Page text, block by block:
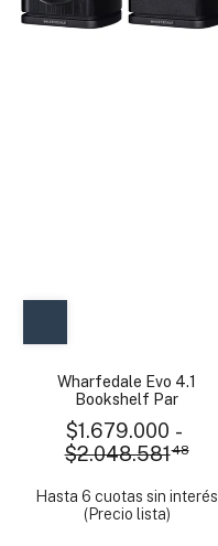
Wharfedale Evo 4.1
Bookshelf Par
$1.679.000 -
$2.048.58148
Hasta 6 cuotas sin interés
(Precio lista)